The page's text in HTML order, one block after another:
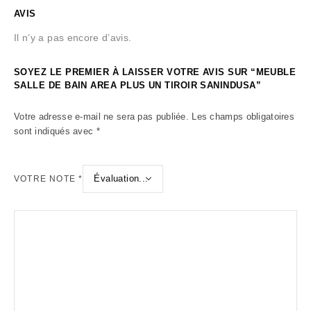
AVIS
Il n’y a pas encore d’avis.
SOYEZ LE PREMIER À LAISSER VOTRE AVIS SUR “MEUBLE
SALLE DE BAIN AREA PLUS UN TIROIR SANINDUSA”
Votre adresse e-mail ne sera pas publiée. Les champs obligatoires
sont indiqués avec *
VOTRE NOTE*